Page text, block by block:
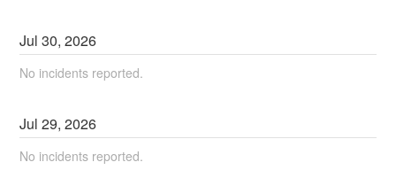
Jul30,2026
No incidents reported.
Jul29,2026
No incidents reported.